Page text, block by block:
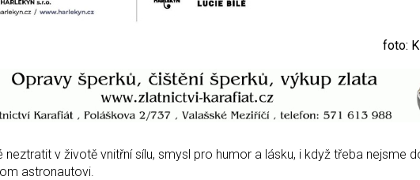
foto:
neztratit v životě vnitřní sílu, smysl pro humor a lásku, i když třeba nejsme
astronautovi.